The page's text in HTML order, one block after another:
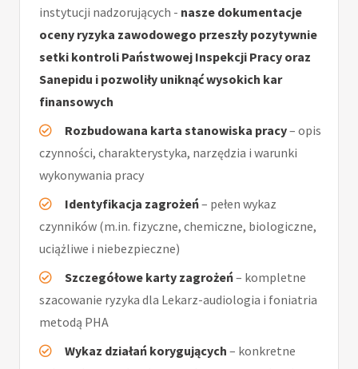
instytucji nadzorujących - nasze dokumentacje
oceny ryzyka zawodowego przeszły pozytywnie
setki kontroli Państwowej Inspekcji Pracy oraz
Sanepidu i pozwoliły uniknąć wysokich kar
finansowych
Rozbudowana karta stanowiska pracy– opis
czynności, charakterystyka, narzędzia i warunki
wykonywania pracy
Identyfikacja zagrożeń– pełen wykaz
czynników (m.in. fizyczne, chemiczne, biologiczne,
uciążliwe i niebezpieczne)
Szczegółowe karty zagrożeń– kompletne
szacowanie ryzyka dla Lekarz-audiologia i foniatria
metodą PHA
Wykaz działań korygujących – konkretne